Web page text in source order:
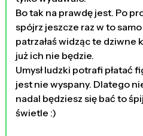
Bo tak na prawdę jest. Po
spójrz jeszcze raz w to
patrzałaś widząc te dziwne
już ich nie będzie.
Umysł ludzki potrafi płatać
jest nie wyspany. Dlatego
nadal będziesz się bać to
świetle :)